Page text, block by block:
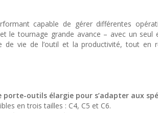
capable de gérer différentes
le tournage grande avance – avec un
de vie de l’outil et la productivité, tout en
porte-outils élargie pour s’adapter aux
en trois tailles : C4, C5 et C6.